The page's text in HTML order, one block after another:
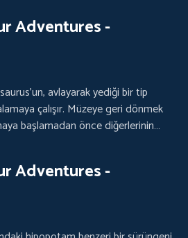
Adventures -
avlayarak yediği bir tip
çalışır. Müzeye geri dönmek
başlamadan önce diğerlerinin
Adventures -